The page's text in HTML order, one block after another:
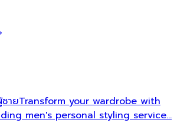
ายTransform your wardrobe with
men's personal styling service…